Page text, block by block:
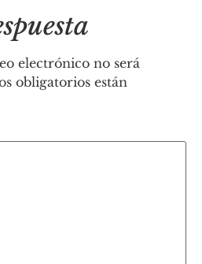
electrónico no será
obligatorios están